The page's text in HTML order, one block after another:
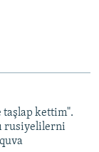
taşlap kettim".
rusiyelilerni